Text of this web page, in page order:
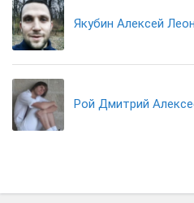
Якубин Алексей
Рой Дмитрий